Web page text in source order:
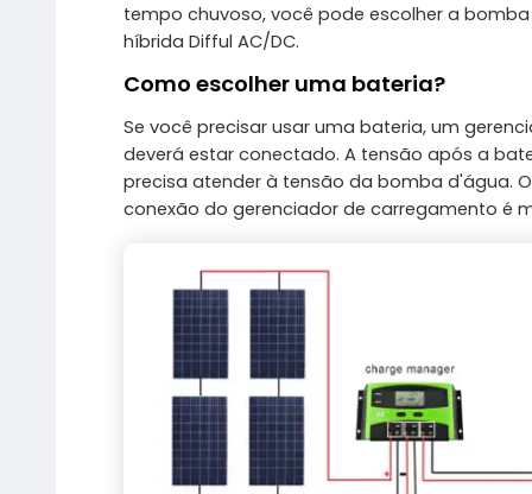
tempo chuvoso, você pode escolher a
híbrida Difful AC/DC.
Como escolher uma bateria?
Se você precisar usar uma bateria, um
deverá estar conectado. A tensão após a
precisa atender à tensão da bomba d'água.
conexão do gerenciador de carregamento é